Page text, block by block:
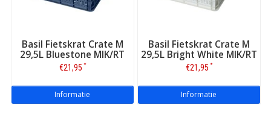
Basil Fietskrat Crate M
29,5L Bluestone MIK/RT
€21,95 *
Informatie
Basil Fietskrat Crate M
29,5L Bright White MIK/RT
€21,95 *
Informatie